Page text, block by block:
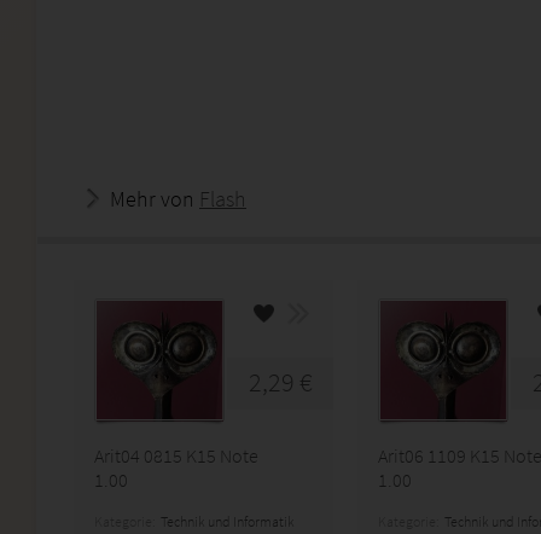
Mehr von Flash
2,29 €
Arit04 0815 K15 Note
1.00
Technik und Informatik
Arit06 1109 K15 Note
1.00
Technik und